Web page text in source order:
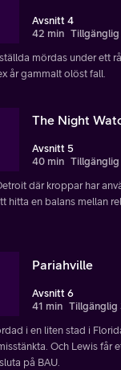
Avsnitt 4
42 min Tillgänglig
mördas under ett
år gammalt olöst fall.
The Night
Avsnitt 5
40 min Tillgänglig
där kroppar har
hitta en balans mellan
Pariahville
Avsnitt 6
41 min Tillgänglig
i en liten stad i
Och Lewis får
på BAU.